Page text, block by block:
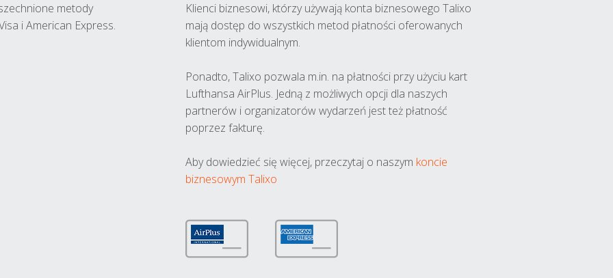
metody
i American Express.
Klienci biznesowi, którzy używają konta biznesowego Talixo
mają dostęp do wszystkich metod płatności oferowanych
klientom indywidualnym.
Ponadto, Talixo pozwala m.in. na płatności przy użyciu kart
Lufthansa AirPlus. Jedną z możliwych opcji dla naszych
partnerów i organizatorów wydarzeń jest też płatność
poprzez fakturę.
Aby dowiedzieć się więcej, przeczytaj o naszym koncie
biznesowym Talixo